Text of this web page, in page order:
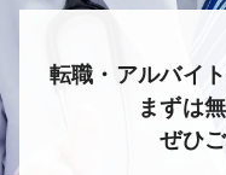
転職・アルバイ
まずは
ぜひ